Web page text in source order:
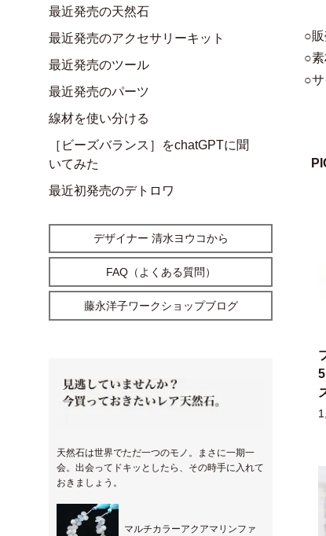
○
○
○
最近発売の天然石
最近発売のアクセサリーキット
最近発売のツール
最近発売のパーツ
線材を使い分ける
［ビーズバランス］をchatGPTに聞
いてみた
最近初発売のデトロワ
デザイナー 清水ヨウコから
FAQ（よくある質問）
藤永洋子ワークショップブログ
天然石は世界でただ一つのモノ。まさに一期一
会。出会ってドキッとしたら、その時手に入れて
おきましょう。
マルチカラーアクアマリンファ